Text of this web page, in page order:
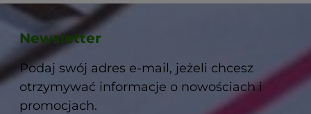
Newsletter
Podaj swój adres e-mail, jeżeli chcesz
otrzymywać informacje o nowościach i
promocjach.